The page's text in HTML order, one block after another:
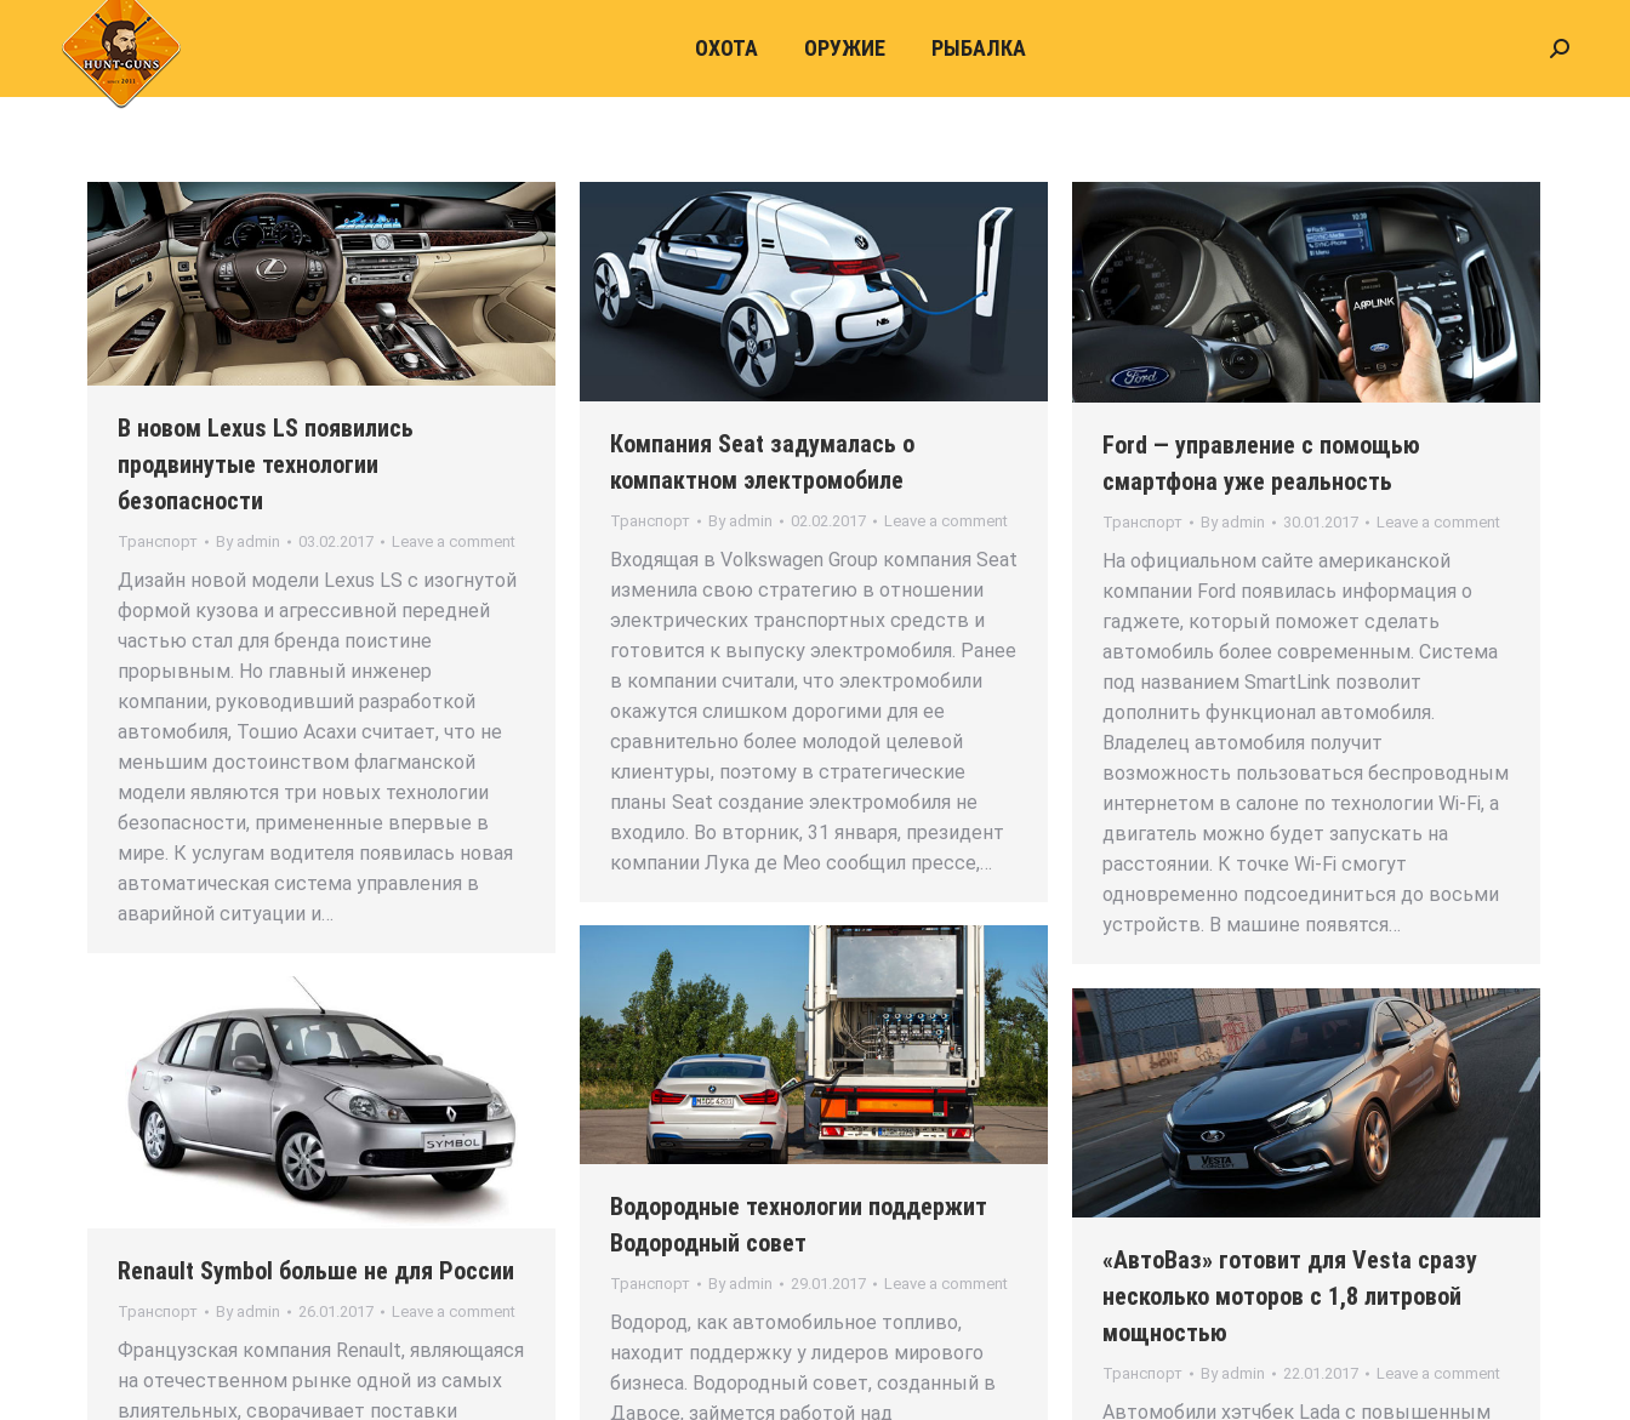
ОХОТА ОРУЖИЕ РЫБАЛКА Search:
В новом Lexus LS появились
продвинутые технологии
безопасности
Транспорт By admin 03.02.2017 Leave a comment
Дизайн новой модели Lexus LS с изогнутой
формой кузова и агрессивной передней
частью стал для бренда поистине
прорывным. Но главный инженер
компании, руководивший разработкой
автомобиля, Тошио Асахи считает, что не
меньшим достоинством флагманской
модели являются три новых технологии
безопасности, примененные впервые в
мире. К услугам водителя появилась новая
автоматическая система управления в
аварийной ситуации и…
Компания Seat задумалась о
компактном электромобиле
Транспорт By admin 02.02.2017 Leave a comment
Входящая в Volkswagen Group компания Seat
изменила свою стратегию в отношении
электрических транспортных средств и
готовится к выпуску электромобиля. Ранее
в компании считали, что электромобили
окажутся слишком дорогими для ее
сравнительно более молодой целевой
клиентуры, поэтому в стратегические
планы Seat создание электромобиля не
входило. Во вторник, 31 января, президент
компании Лука де Мео сообщил прессе,…
Ford — управление с помощью
смартфона уже реальность
Транспорт By admin 30.01.2017 Leave a comment
На официальном сайте американской
компании Ford появилась информация о
гаджете, который поможет сделать
автомобиль более современным. Система
под названием SmartLink позволит
дополнить функционал автомобиля.
Владелец автомобиля получит
возможность пользоваться беспроводным
интернетом в салоне по технологии Wi-Fi, а
двигатель можно будет запускать на
расстоянии. К точке Wi-Fi смогут
одновременно подсоединиться до восьми
устройств. В машине появятся…
Водородные технологии поддержит
Водородный совет
Транспорт By admin 29.01.2017 Leave a comment
Водород, как автомобильное топливо,
находит поддержку у лидеров мирового
бизнеса. Водородный совет, созданный в
Давосе, займется работой над
Renault Symbol больше не для России
Транспорт By admin 26.01.2017 Leave a comment
Французская компания Renault, являющаяся
на отечественном рынке одной из самых
влиятельных, сворачивает поставки
«АвтоВаз» готовит для Vesta сразу
несколько моторов с 1,8 литровой
мощностью
Транспорт By admin 22.01.2017 Leave a comment
Автомобили хэтчбек Lada с повышенным